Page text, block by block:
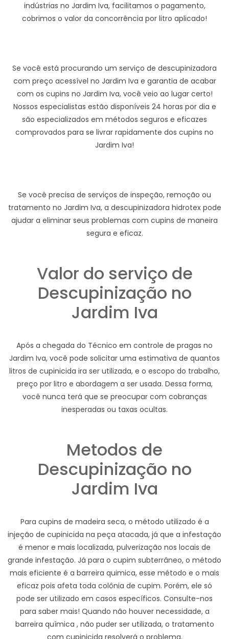
indústrias no Jardim Iva, facilitamos o pagamento,
cobrimos o valor da concorrência por litro aplicado!
Se você está procurando um serviço de descupinizadora
com preço acessível no Jardim Iva e garantia de acabar
com os cupins no Jardim Iva, você veio ao lugar certo!
Nossos especialistas estão disponíveis 24 horas por dia e
são especializados em métodos seguros e eficazes
comprovados para se livrar rapidamente dos cupins no
Jardim Iva!
Se você precisa de serviços de inspeção, remoção ou
tratamento no Jardim Iva, a descupinizadora hidrotex pode
ajudar a eliminar seus problemas com cupins de maneira
segura e eficaz.
Valor do serviço de
Descupinização no
Jardim Iva
Após a chegada do Técnico em controle de pragas no
Jardim Iva, você pode solicitar uma estimativa de quantos
litros de cupinicida ira ser utilizada, e o escopo do trabalho,
preço por litro e abordagem a ser usada. Dessa forma,
você nunca terá que se preocupar com cobranças
inesperadas ou taxas ocultas.
Metodos de
Descupinização no
Jardim Iva
Para cupins de madeira seca, o método utilizado é a
injeção de cupinicida na peça atacada, já que a infestação
é menor e mais localizada, pulverização nos locais de
grande infestação. Já para o cupim subterrâneo, o método
mais eficiente é a barreira quimica, esse método e o mais
eficaz pois afeta toda colônia de cupim. Porém, ele só
pode ser utilizado em casos específicos. Consulte-nos
para saber mais! Quando não houver necessidade, a
barreira química , não puder ser utilizada, o tratamento
com cupinicida resolverá o problema.